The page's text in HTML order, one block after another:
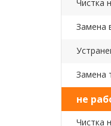
Чистка
Замена
Замена
не
Чистка